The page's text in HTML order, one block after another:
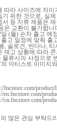
따라 사이즈에 차이
기 위한 것으로, 실
서 등 지류 제품은
은 교환이 불가합니
일 (월) 순차 출고 예
고 일정에 맞춰 출
, 슬로건, 반다나, 티
재고 상황에 따라
물류사의 사정으로
의 아티스트 이미지와
product/
많은 관심 부탁드